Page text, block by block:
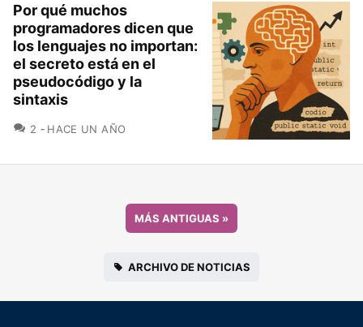
Por qué muchos
programadores dicen que
los lenguajes no importan:
el secreto está en el
pseudocódigo y la
sintaxis
2 COMENTARIOS
HACE UN AÑO
MÁS ANTIGUAS »
ARCHIVO DE NOTICIAS